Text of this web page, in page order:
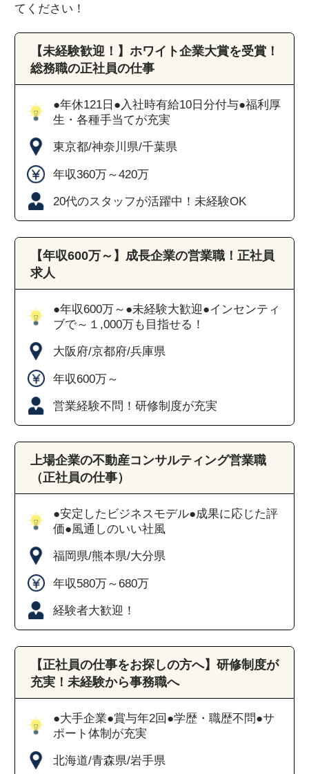
てください！
【未経験歓迎！】ホワイト企業大賞を受賞！
総務職の正社員の仕事
●年休121日●入社時有給10日分付与●福利厚
生・各種手当てが充実
東京都/神奈川県/千葉県
年収360万～420万
20代のスタッフが活躍中！未経験OK
【年収600万～】成長企業の営業職！正社員
求人
●年収600万～●未経験大歓迎●インセンティ
ブで～１,000万も目指せる！
大阪府/京都府/兵庫県
年収600万～
営業経験不問！研修制度が充実
上場企業の不動産コンサルティング営業職
（正社員の仕事）
●安定したビジネスモデル●成果に応じた評
価●風通しのいい社風
福岡県/熊本県/大分県
年収580万～680万
経験者大歓迎！
【正社員の仕事をお探しの方へ】研修制度が
充実！未経験から事務職へ
●大手企業●賞与年2回●学歴・職歴不問●サ
ポート体制が充実
北海道/青森県/岩手県